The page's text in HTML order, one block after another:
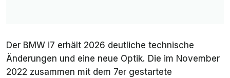
Der BMW i7 erhält 2026 deutliche technische
Änderungen und eine neue Optik. Die im November
2022 zusammen mit dem 7er gestartete